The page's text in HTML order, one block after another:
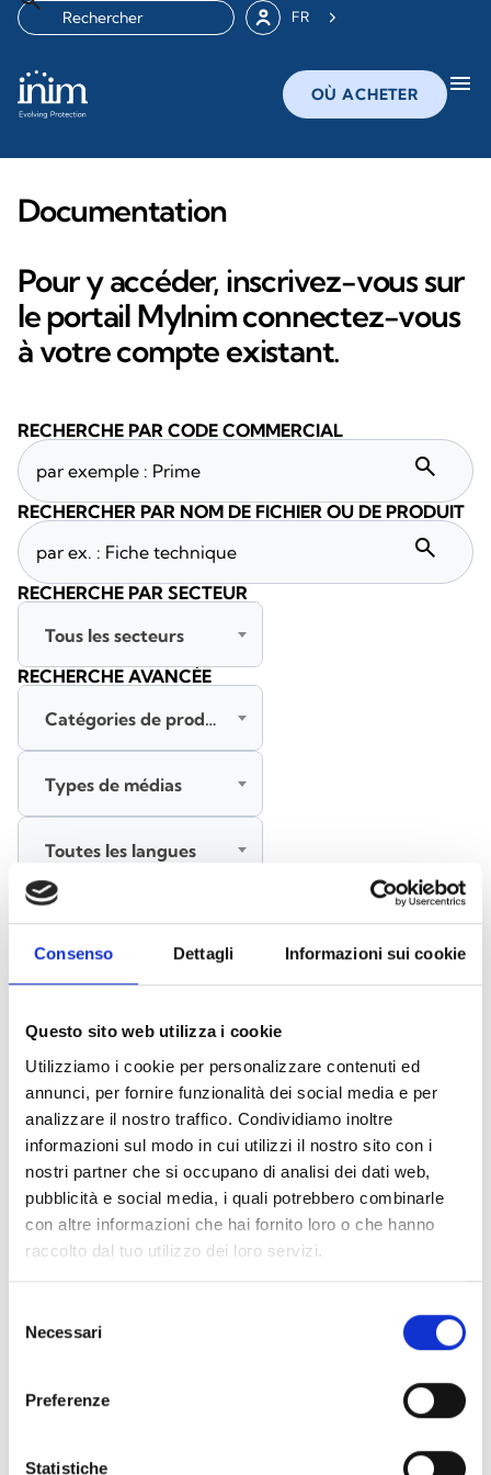
Consenso Dettagli Informazioni sui cookie
Questo sito web utilizza i cookie
Utilizziamo i cookie per personalizzare contenuti ed
annunci, per fornire funzionalità dei social media e per
analizzare il nostro traffico. Condividiamo inoltre
informazioni sul modo in cui utilizzi il nostro sito con i
nostri partner che si occupano di analisi dei dati web,
pubblicità e social media, i quali potrebbero combinarle
con altre informazioni che hai fornito loro o che hanno
raccolto dal tuo utilizzo dei loro servizi.
delNecessari
Preferenze
Statistiche
FR
OÙ ACHETER menu
Documentation
Pour y accéder, inscrivez-vous sur
le portail MyInim connectez-vous
à votre compte existant.
Accessoires pour socles EB00 - Matériaux (47)
Accessoires pour les tests des détecteurs -
Matériaux(6)
Accessoires pour détecteurs Enea - Matériaux (35)
Accessoires Senseware
Accessoires de la série Industrial - Matériaux(17)
Documents(6992)
Tout sélectionner
marqués par une icône lock
RECHERCHE PAR CODE COMMERCIAL
search
RECHERCHER PAR NOM DE FICHIER OU DE PRODUIT
search
RECHERCHE PAR SECTEUR
Tous les secteurs
RECHERCHE AVANCÉE
Catégories de produits
Types de médias
Toutes les langues
RECHERCHER
EFFACER LES FILTRES